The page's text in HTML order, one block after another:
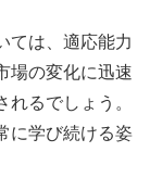
ては、適応能力
場の変化に迅速
るでしょう。
に学び続ける姿